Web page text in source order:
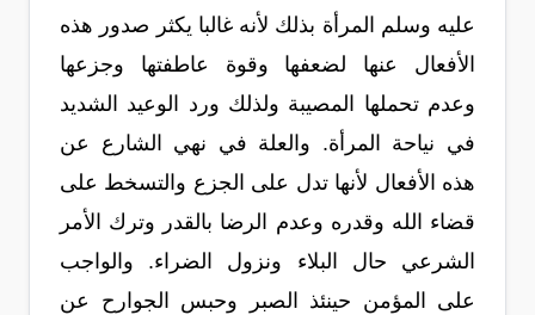
عليه وسلم المرأة بذلك لأنه غالبا يكثر صدور هذه
الأفعال عنها لضعفها وقوة عاطفتها وجزعها
وعدم تحملها المصيبة ولذلك ورد الوعيد الشديد
في نياحة المرأة. والعلة في نهي الشارع عن
هذه الأفعال لأنها تدل على الجزع والتسخط على
قضاء الله وقدره وعدم الرضا بالقدر وترك الأمر
الشرعي حال البلاء ونزول الضراء. والواجب
على المؤمن حينئذ الصبر وحبس الجوارح عن